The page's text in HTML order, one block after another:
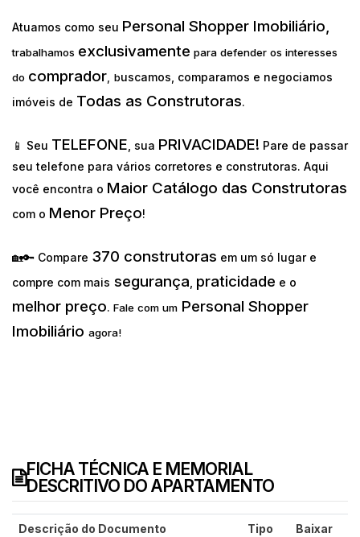
Atuamos como seu Personal Shopper Imobiliário,
trabalhamos exclusivamente para defender os interesses
do comprador, buscamos, comparamos e negociamos
imóveis de Todas as Construtoras.
📱 Seu TELEFONE , sua PRIVACIDADE! Pare de passar
seu telefone para vários corretores e construtoras. Aqui
você encontra o Maior Catálogo das Construtoras
com o Menor Preço!
🏡🔑 Compare 370 construtoras em um só lugar e
compre com mais segurança praticidade e o
melhor preço. Fale com um Personal Shopper
Imobiliário agora!
FICHA TÉCNICA E MEMORIAL
DESCRITIVO DO APARTAMENTO
Descrição do Documento Tipo Baixar